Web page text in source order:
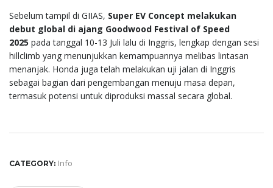
Sebelum tampil di GIIAS, Super EV Concept melakukan
debut global di ajang Goodwood Festival of Speed
2025 pada tanggal 10-13 Juli lalu di Inggris, lengkap dengan sesi
hillclimb yang menunjukkan kemampuannya melibas lintasan
menanjak. Honda juga telah melakukan uji jalan di Inggris
sebagai bagian dari pengembangan menuju masa depan,
termasuk potensi untuk diproduksi massal secara global.
CATEGORY: Info